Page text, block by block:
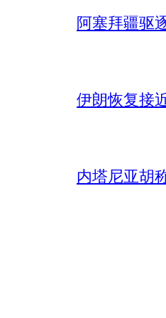
阿塞拜疆驱
伊朗恢复接
内塔尼亚胡